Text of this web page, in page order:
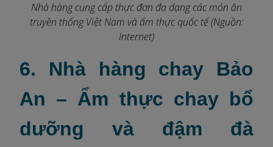
Nhà hàng cung cấp thực đơn đa dạng các món ăn
truyền thống Việt Nam và ẩm thực quốc tế (Nguồn:
Internet)
6. Nhà hàng chay Bảo
An – Ẩm thực chay bổ
dưỡng và đậm đà